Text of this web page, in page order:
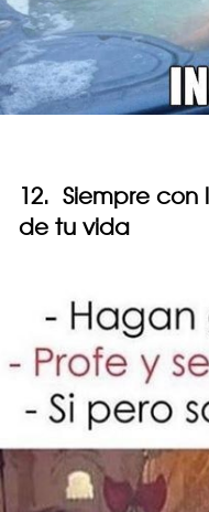
12. Siempre con
de tu vida